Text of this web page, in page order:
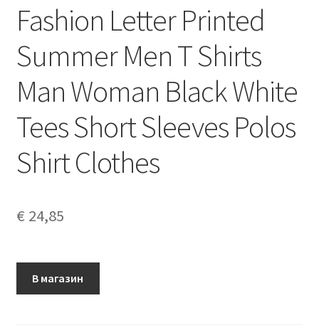
Fashion Letter Printed
Summer Men T Shirts
Man Woman Black White
Tees Short Sleeves Polos
Shirt Clothes
€ 24,85
В магазин